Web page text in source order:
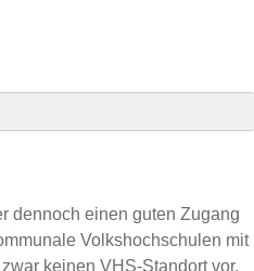
dennoch einen guten Zugang
Volkshochschulen mit
keinen VHS-Standort vor,